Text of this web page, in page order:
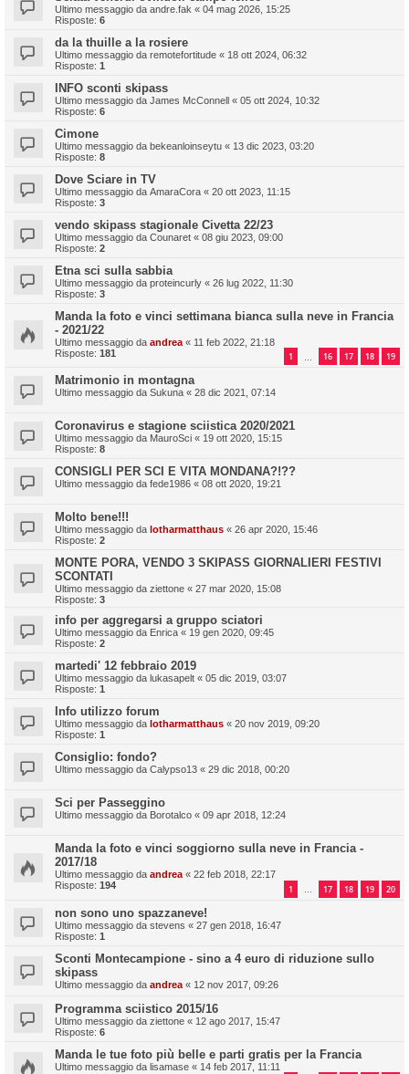
Ultimo messaggio da andre.fak « 04 mag 2026, 15:25
Risposte: 6
da la thuille a la rosiere
Ultimo messaggio da remotefortitude « 18 ott 2024, 06:32
Risposte: 1
INFO sconti skipass
Ultimo messaggio da James McConnell « 05 ott 2024, 10:32
Risposte: 6
Cimone
Ultimo messaggio da bekeanloinseytu « 13 dic 2023, 03:20
Risposte: 8
Dove Sciare in TV
Ultimo messaggio da AmaraCora « 20 ott 2023, 11:15
Risposte: 3
vendo skipass stagionale Civetta 22/23
Ultimo messaggio da Counaret « 08 giu 2023, 09:00
Risposte: 2
Etna sci sulla sabbia
Ultimo messaggio da proteincurly « 26 lug 2022, 11:30
Risposte: 3
Manda la foto e vinci settimana bianca sulla neve in Francia
- 2021/22
Ultimo messaggio da andrea « 11 feb 2022, 21:18
Risposte: 181 1 16 17 18 19
Matrimonio in montagna
Ultimo messaggio da Sukuna « 28 dic 2021, 07:14
Coronavirus e stagione sciistica 2020/2021
Ultimo messaggio da MauroSci « 19 ott 2020, 15:15
Risposte: 8
CONSIGLI PER SCI E VITA MONDANA?!??
Ultimo messaggio da fede1986 « 08 ott 2020, 19:21
Molto bene!!!
Ultimo messaggio da lotharmatthaus « 26 apr 2020, 15:46
Risposte: 2
MONTE PORA, VENDO 3 SKIPASS GIORNALIERI FESTIVI
SCONTATI
Ultimo messaggio da ziettone « 27 mar 2020, 15:08
Risposte: 3
info per aggregarsi a gruppo sciatori
Ultimo messaggio da Enrica « 19 gen 2020, 09:45
Risposte: 2
martedi' 12 febbraio 2019
Ultimo messaggio da lukasapelt « 05 dic 2019, 03:07
Risposte: 1
Info utilizzo forum
Ultimo messaggio da lotharmatthaus « 20 nov 2019, 09:20
Risposte: 1
Consiglio: fondo?
Ultimo messaggio da Calypso13 « 29 dic 2018, 00:20
Sci per Passeggino
Ultimo messaggio da Borotalco « 09 apr 2018, 12:24
Manda la foto e vinci soggiorno sulla neve in Francia -
2017/18
Ultimo messaggio da andrea « 22 feb 2018, 22:17
Risposte: 194 1 … 17 18 19 20
non sono uno spazzaneve!
Ultimo messaggio da stevens « 27 gen 2018, 16:47
Risposte: 1
Sconti Montecampione - sino a 4 euro di riduzione sullo
skipass
Ultimo messaggio da andrea « 12 nov 2017, 09:26
Programma sciistico 2015/16
Ultimo messaggio da ziettone « 12 ago 2017, 15:47
Risposte: 6
Manda le tue foto più belle e parti gratis per la Francia
Ultimo messaggio da lisamase « 14 feb 2017, 11:11